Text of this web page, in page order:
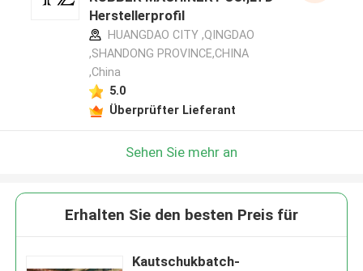
Herstellerprofil
HUANGDAO CITY ,QINGDAO
,SHANDONG PROVINCE,CHINA
,China
5.0
Überprüfter Lieferant
Sehen Sie mehr an
Erhalten Sie den besten Preis für
Kautschukbatch-